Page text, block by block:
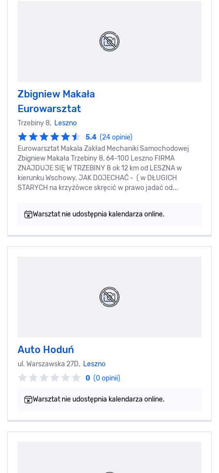
Zbigniew Makała
Eurowarsztat
Trzebiny 8, Leszno
5.4 (24 opinie)
Eurowarsztat Makala Zakład Mechaniki Samochodowej
Zbigniew Makała Trzebiny 8, 64-100 Leszno FIRMA
ZNAJDUJE SIĘ W TRZEBINY 8 ok 12 km od LESZNA w
kierunku Wschowy. JAK DOJECHAĆ - ( w DŁUGICH
STARYCH na krzyżówce skręcić w prawo jadać od...
Warsztat nie udostępnia kalendarza online.
Auto Hoduń
ul. Warszawska 27D, Leszno
0 (0 opinii)
Warsztat nie udostępnia kalendarza online.